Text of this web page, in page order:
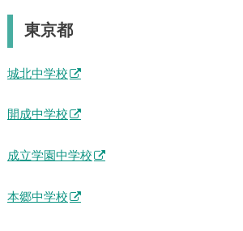
東京都
城北中学校
開成中学校
成立学園中学校
本郷中学校